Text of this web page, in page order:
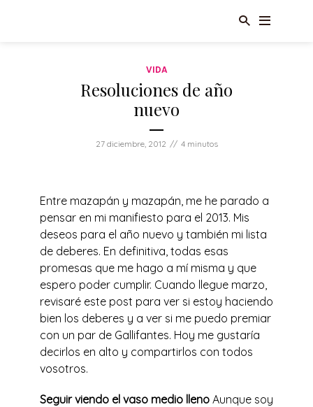
VIDA
Resoluciones de año
nuevo
27 diciembre, 2012 4 minutos
Entre mazapán y mazapán, me he parado a
pensar en mi manifiesto para el 2013. Mis
deseos para el año nuevo y también mi lista
de deberes. En definitiva, todas esas
promesas que me hago a mí misma y que
espero poder cumplir. Cuando llegue marzo,
revisaré este post para ver si estoy haciendo
bien los deberes y a ver si me puedo premiar
con un par de Gallifantes. Hoy me gustaría
decirlos en alto y compartirlos con todos
vosotros.
Seguir viendo el vaso medio lleno Aunque soy